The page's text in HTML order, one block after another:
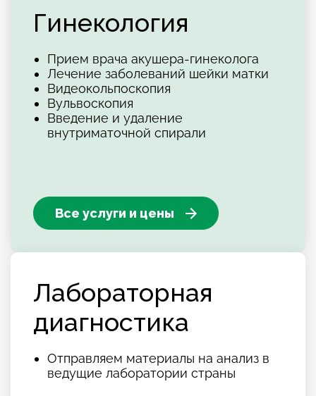
Подробнее
Гинекология
Прием врача акушера-гинеколога
Лечение заболеваний шейки матки
Видеокольпоскопия
Вульвоскопия
Введение и удаление
внутриматочной спирали
Все услуги и цены
Лабораторная
диагностика
Отправляем материалы на анализ в
ведущие лаборатории страны